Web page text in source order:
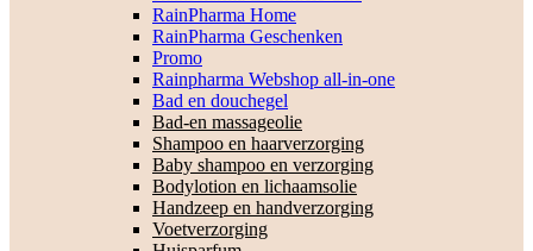
RainPharma Home
RainPharma Geschenken
Promo
Rainpharma Webshop all-in-one
Bad en douchegel
Bad-en massageolie
Shampoo en haarverzorging
Baby shampoo en verzorging
Bodylotion en lichaamsolie
Handzeep en handverzorging
Voetverzorging